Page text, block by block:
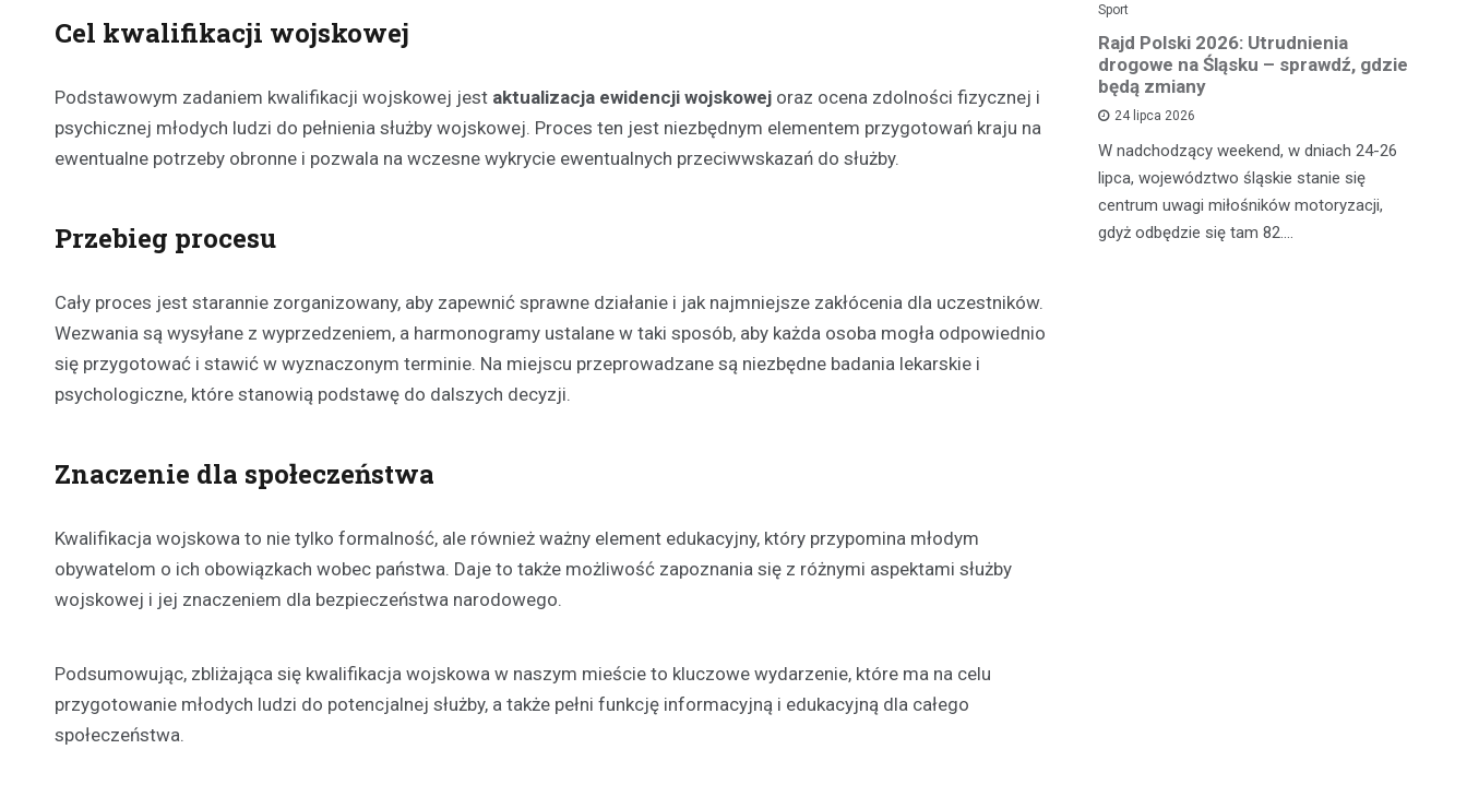
Cel kwalifikacji wojskowej
Podstawowym zadaniem kwalifikacji wojskowej jest aktualizacja ewidencji wojskowej oraz ocena zdolności fizycznej i
psychicznej młodych ludzi do pełnienia służby wojskowej. Proces ten jest niezbędnym elementem przygotowań kraju na
ewentualne potrzeby obronne i pozwala na wczesne wykrycie ewentualnych przeciwwskazań do służby.
Przebieg procesu
Cały proces jest starannie zorganizowany, aby zapewnić sprawne działanie i jak najmniejsze zakłócenia dla uczestników.
Wezwania są wysyłane z wyprzedzeniem, a harmonogramy ustalane w taki sposób, aby każda osoba mogła odpowiednio
się przygotować i stawić w wyznaczonym terminie. Na miejscu przeprowadzane są niezbędne badania lekarskie i
psychologiczne, które stanowią podstawę do dalszych decyzji.
Znaczenie dla społeczeństwa
Kwalifikacja wojskowa to nie tylko formalność, ale również ważny element edukacyjny, który przypomina młodym
obywatelom o ich obowiązkach wobec państwa. Daje to także możliwość zapoznania się z różnymi aspektami służby
wojskowej i jej znaczeniem dla bezpieczeństwa narodowego.
Podsumowując, zbliżająca się kwalifikacja wojskowa w naszym mieście to kluczowe wydarzenie, które ma na celu
przygotowanie młodych ludzi do potencjalnej służby, a także pełni funkcję informacyjną i edukacyjną dla całego
społeczeństwa.
z nagrodami i atrakcjami
W minioną niedzielę mieszkańcy
Sport
Rajd Polski 2026: Utrudnienia
drogowe na Śląsku – sprawdź, gdzie
będą zmiany
24 lipca 2026
W nadchodzący weekend, w dniach 24-26
lipca, województwo śląskie stanie się
centrum uwagi miłośników motoryzacji,
gdyż odbędzie się tam 82.…